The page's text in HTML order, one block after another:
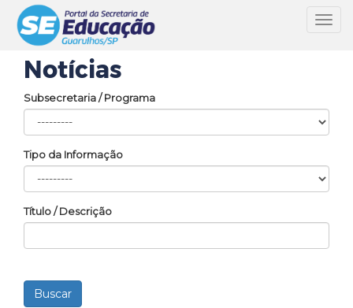
Notícias
Subsecretaria / Programa
Tipo da Informação
Título / Descrição